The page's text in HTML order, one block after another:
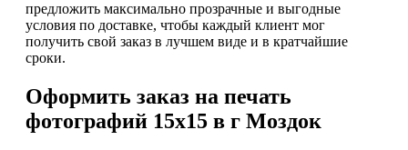
предложить максимально прозрачные и выгодные
условия по доставке, чтобы каждый клиент мог
получить свой заказ в лучшем виде и в кратчайшие
сроки.
Оформить заказ на печать
фотографий 15х15 в г Моздок